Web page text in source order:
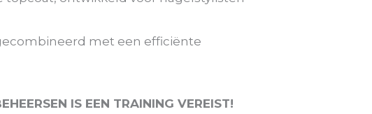
met een efficiënte
IS EEN TRAINING VEREIST!